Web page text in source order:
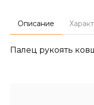
Описание
Палец рукоять